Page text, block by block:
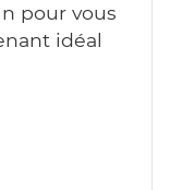
pour vous
idéal